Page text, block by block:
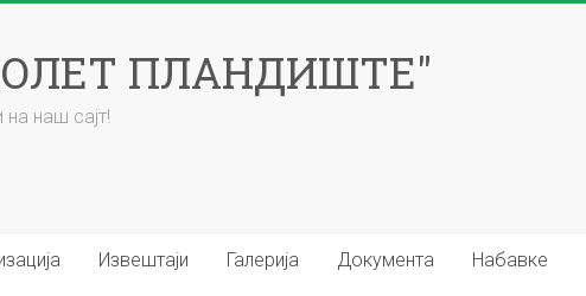
ПЛАНДИШТЕ"
наш сајт!
Извештаји Галерија Документа Набавке